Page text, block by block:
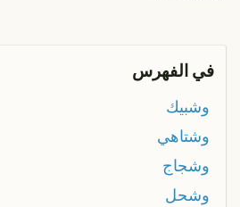
في الفهرس
وشبيك
وشتاهي
وشجاج
وشحل